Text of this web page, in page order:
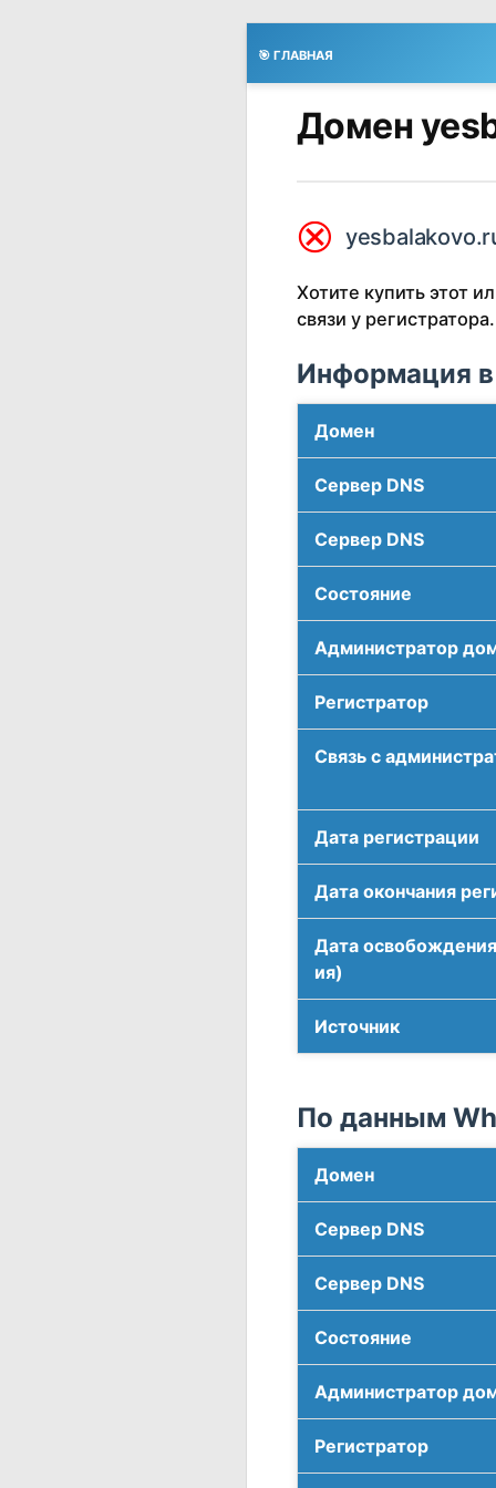
🎯 ГЛАВНАЯ
Домен
⮿
Хотите купить этот
связи у регистратора.
Информация в
Домен
Сервер DNS
Сервер DNS
Соcтояние
Администратор
Регистратор
Связь с
Дата регистрации
Дата окончания
Дата
ия)
Источник
По данным
Домен
Сервер DNS
Сервер DNS
Соcтояние
Администратор
Регистратор